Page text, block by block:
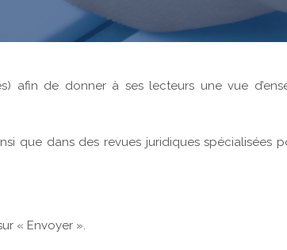
afin de donner à ses lecteurs une vue
que dans des revues juridiques spécialisées
« Envoyer ».